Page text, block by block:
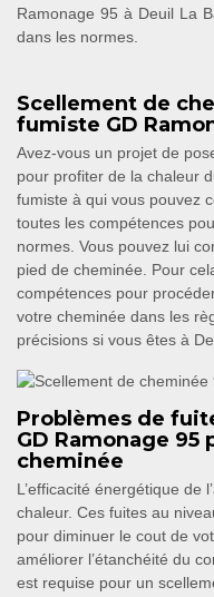
Ramonage 95 à Deuil La
dans les normes.
Scellement de
fumiste GD
Avez-vous un projet de
pour profiter de la chaleur
fumiste à qui vous pouvez
toutes les compétences
normes. Vous pouvez lui
pied de cheminée. Pour
compétences pour
votre cheminée dans les
précisions si vous êtes à
Problèmes de
GD Ramonage
cheminée
L’efficacité énergétique de
chaleur. Ces fuites au
pour diminuer le cout de
améliorer l’étanchéité du
est requise pour un